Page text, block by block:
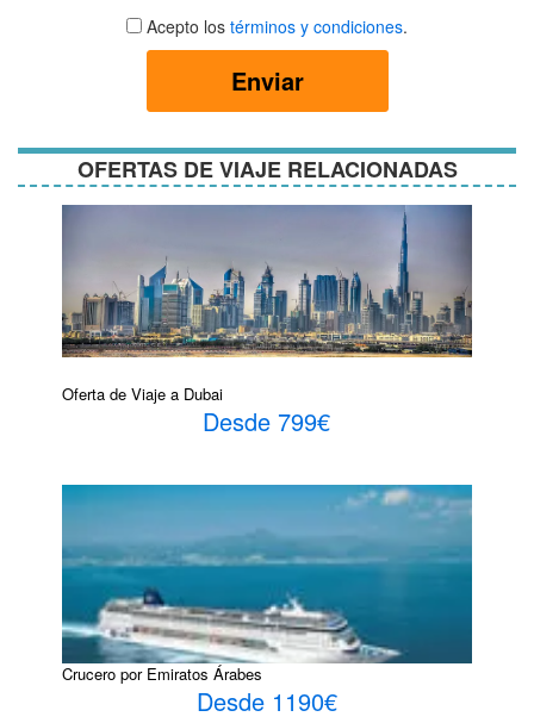
Aceptar
términos
Acepto los términos y condiciones.
Enviar
OFERTAS DE VIAJE RELACIONADAS
Oferta de Viaje a Dubai
Desde 799€
Crucero por Emiratos Árabes
Desde 1190€